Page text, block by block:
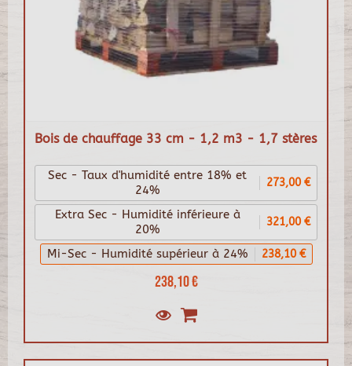
Bois de chauffage 33 cm - 1,2 m3 - 1,7 stères
238,10 €
Sec - Taux d'humidité entre 18% et
24%
273,00 €
Extra Sec - Humidité inférieure à
20%
321,00 €
Mi-Sec - Humidité supérieur à 24% 238,10 €